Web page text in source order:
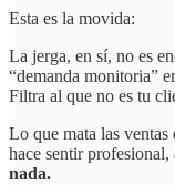
Esta es la movida:
La jerga, en sí, no es
“demanda monitoria”
Filtra al que no es tu
Lo que mata las ventas
hace sentir profesional,
nada.